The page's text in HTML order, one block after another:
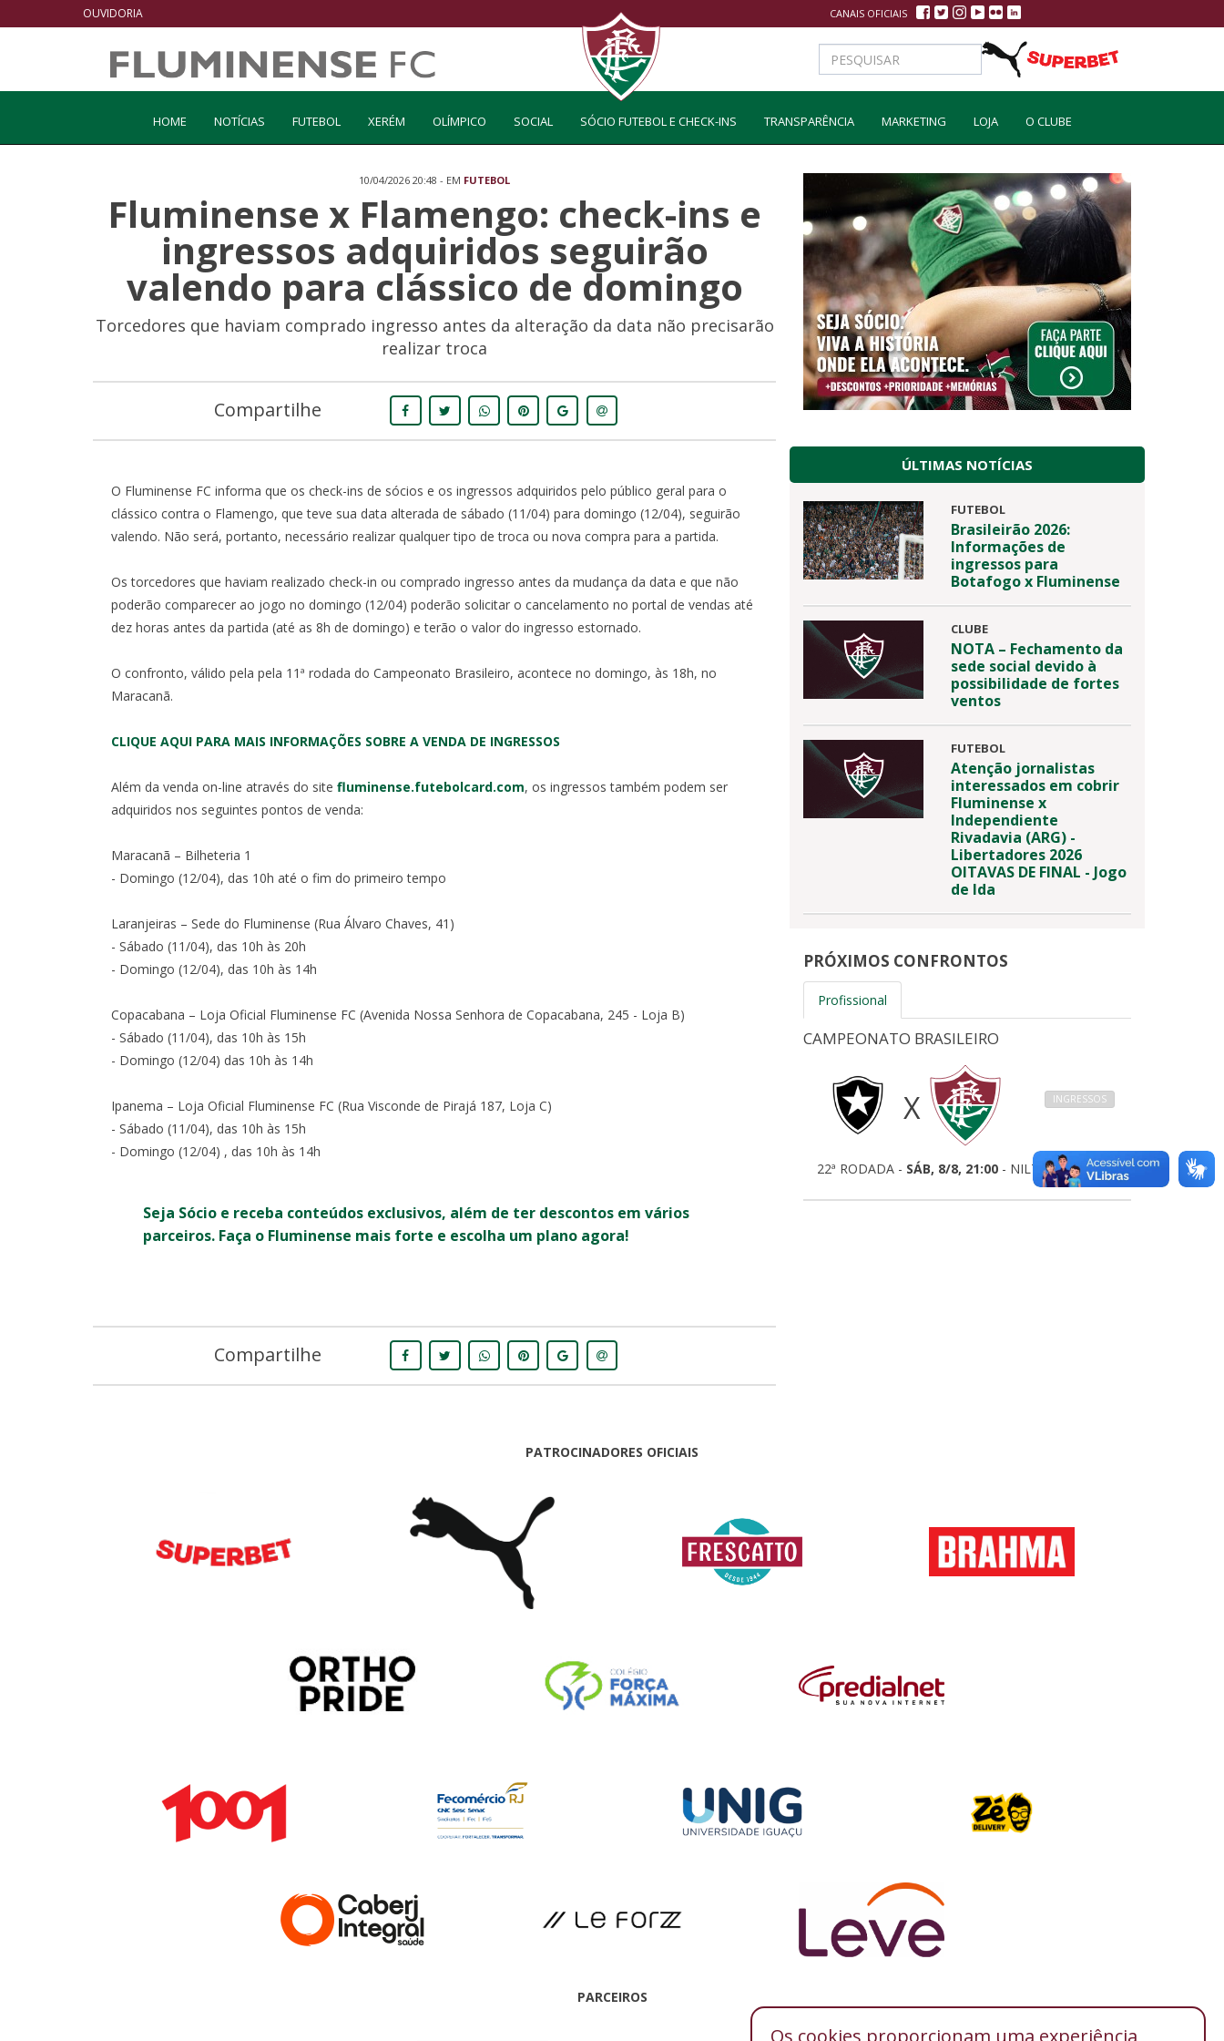
OUVIDORIA CANAIS OFICIAIS
HOME NOTÍCIAS FUTEBOL XERÉM OLÍMPICO SOCIAL SÓCIO FUTEBOL E CHECK-INS TRANSPARÊNCIA MARKETING LOJA O CLUBE
10/04/2026 20:48 - EM FUTEBOL
Fluminense x Flamengo: check-ins e
ingressos adquiridos seguirão
valendo para clássico de domingo
Torcedores que haviam comprado ingresso antes da alteração da data não precisarão
realizar troca
Compartilhe
O Fluminense FC informa que os check-ins de sócios e os ingressos adquiridos pelo público geral para o
clássico contra o Flamengo, que teve sua data alterada de sábado (11/04) para domingo (12/04), seguirão
valendo. Não será, portanto, necessário realizar qualquer tipo de troca ou nova compra para a partida.
Os torcedores que haviam realizado check-in ou comprado ingresso antes da mudança da data e que não
poderão comparecer ao jogo no domingo (12/04) poderão solicitar o cancelamento no portal de vendas até
dez horas antes da partida (até as 8h de domingo) e terão o valor do ingresso estornado.
O confronto, válido pela pela 11ª rodada do Campeonato Brasileiro, acontece no domingo, às 18h, no
Maracanã.
CLIQUE AQUI PARA MAIS INFORMAÇÕES SOBRE A VENDA DE INGRESSOS
Além da venda on-line através do site fluminense.futebolcard.com, os ingressos também podem ser
adquiridos nos seguintes pontos de venda:
Maracanã – Bilheteria 1
- Domingo (12/04), das 10h até o fim do primeiro tempo
Laranjeiras – Sede do Fluminense (Rua Álvaro Chaves, 41)
- Sábado (11/04), das 10h às 20h
- Domingo (12/04), das 10h às 14h
Copacabana – Loja Oficial Fluminense FC (Avenida Nossa Senhora de Copacabana, 245 - Loja B)
- Sábado (11/04), das 10h às 15h
- Domingo (12/04) das 10h às 14h
Ipanema – Loja Oficial Fluminense FC (Rua Visconde de Pirajá 187, Loja C)
- Sábado (11/04), das 10h às 15h
- Domingo (12/04) , das 10h às 14h
Seja Sócio e receba conteúdos exclusivos, além de ter descontos em vários
parceiros. Faça o Fluminense mais forte e escolha um plano agora!
Compartilhe
ÚLTIMAS NOTÍCIAS
FUTEBOL
Brasileirão 2026:
Informações de
ingressos para
Botafogo x Fluminense
CLUBE
NOTA – Fechamento da
sede social devido à
possibilidade de fortes
ventos
FUTEBOL
Atenção jornalistas
interessados em cobrir
Fluminense x
Independiente
Rivadavia (ARG) -
Libertadores 2026
OITAVAS DE FINAL - Jogo
de Ida
PRÓXIMOS CONFRONTOS
Profissional
COPA DO BRASIL
0 X 0 INGRESSOS
CAMPEONATO BRASILEIRO
X INGRESSOS
22ª RODADA - SÁB, 8/8, 21:00 - NILTON SANTOS
PATROCINADORES OFICIAIS
PARCEIROS
Os cookies proporcionam uma experiência